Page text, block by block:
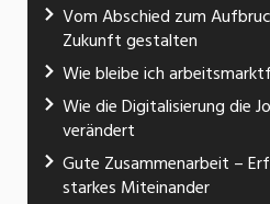
Vom Abschied zum
Zukunft gestalten
Wie bleibe ich
Wie die Digitalisierung die
verändert
Gute Zusammenarbeit –
starkes Miteinander